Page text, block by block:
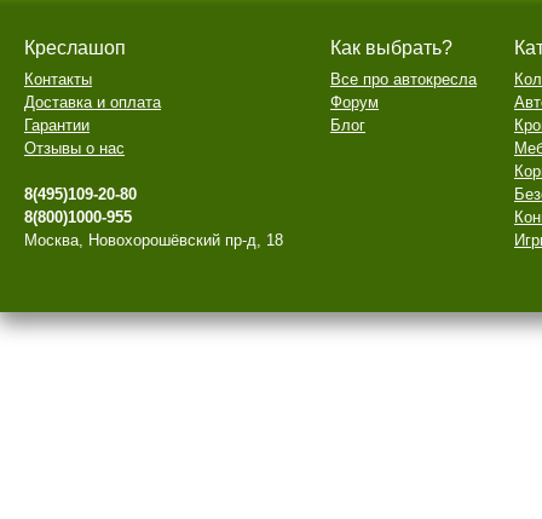
Креслашоп
Контакты
Доставка и оплата
Гарантии
Отзывы о нас
8(495)109-20-80
8(800)1000-955
Москва, Новохорошёвский пр-д, 18
Как выбрать?
Все про автокресла
Форум
Блог